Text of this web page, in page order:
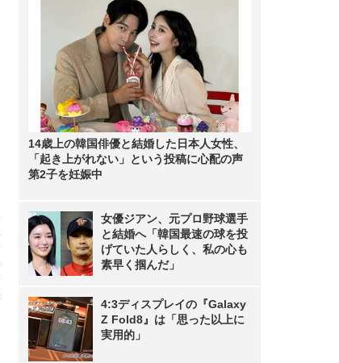
14歳上の韓国俳優と結婚した日本人女性、
「起き上がれない」という投稿に心配の声
第2子を妊娠中
女優ジアン、元プロ野球選手
と結婚へ「韓国最速の球を投
げていた人らしく、私の心も
素早く掴んだ」
4:3ディスプレイの『Galaxy
Z Fold8』は「思った以上に
実用的」